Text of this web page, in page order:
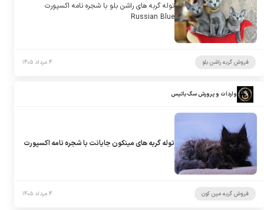
توله گربه های راشن بلو با شجره نامه اکسپورت
Russian Blue
فروش گربه راشن بلو ۴ مرداد ۱۴۰۵
واردات و پرورش سگ باتیس
توله گربه های مینکون جایانت با شجره نامه اکسپورت
فروش گربه مین کون ۴ مرداد ۱۴۰۵